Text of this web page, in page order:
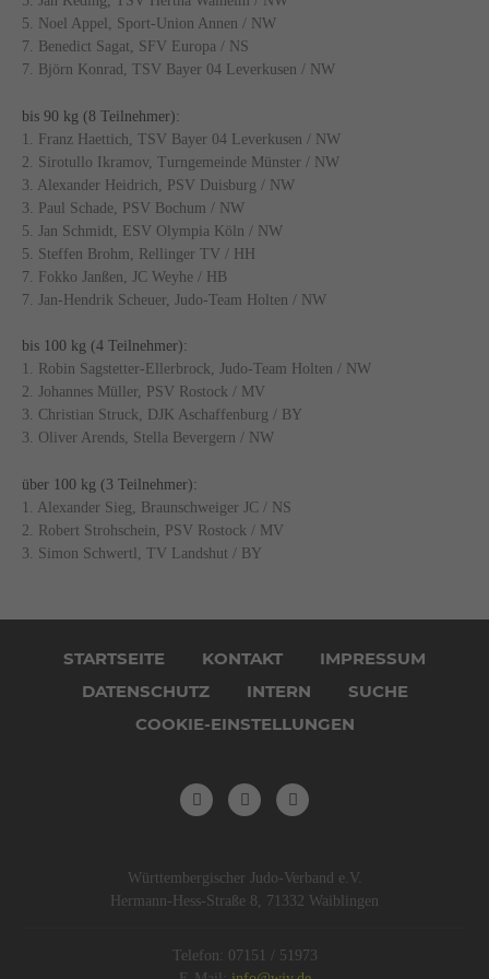
5. Noel Appel, Sport-Union Annen / NW
7. Benedict Sagat, SFV Europa / NS
7. Björn Konrad, TSV Bayer 04 Leverkusen / NW
bis 90 kg (8 Teilnehmer):
1. Franz Haettich, TSV Bayer 04 Leverkusen / NW
2. Sirotullo Ikramov, Turngemeinde Münster / NW
3. Alexander Heidrich, PSV Duisburg / NW
3. Paul Schade, PSV Bochum / NW
5. Jan Schmidt, ESV Olympia Köln / NW
5. Steffen Brohm, Rellinger TV / HH
7. Fokko Janßen, JC Weyhe / HB
7. Jan-Hendrik Scheuer, Judo-Team Holten / NW
bis 100 kg (4 Teilnehmer):
1. Robin Sagstetter-Ellerbrock, Judo-Team Holten / NW
2. Johannes Müller, PSV Rostock / MV
3. Christian Struck, DJK Aschaffenburg / BY
3. Oliver Arends, Stella Bevergern / NW
über 100 kg (3 Teilnehmer):
1. Alexander Sieg, Braunschweiger JC / NS
2. Robert Strohschein, PSV Rostock / MV
3. Simon Schwertl, TV Landshut / BY
überspringenSTARTSEITE KONTAKT
IMPRESSUM
DATENSCHUTZ
INTERN
SUCHE
COOKIE-EINSTELLUNGEN
Württembergischer Judo-Verband e.V.
Hermann-Hess-Straße 8, 71332 Waiblingen
Telefon: 07151 / 51973